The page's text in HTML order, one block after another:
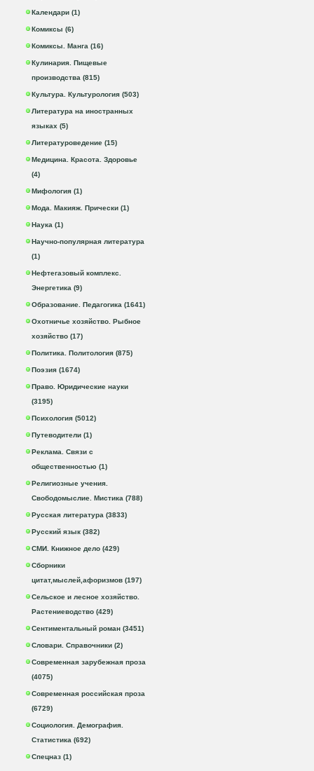
Календари (1)
Комиксы (6)
Комиксы. Манга (16)
Кулинария. Пищевые
производства (815)
Культура. Культурология (503)
Литература на иностранных
языках (5)
Литературоведение (15)
Медицина. Красота. Здоровье
(4)
Мифология (1)
Мода. Макияж. Прически (1)
Наука (1)
Научно-популярная литература
(1)
Нефтегазовый комплекс.
Энергетика (9)
Образование. Педагогика (1641)
Охотничье хозяйство. Рыбное
хозяйство (17)
Политика. Политология (875)
Поэзия (1674)
Право. Юридические науки
(3195)
Психология (5012)
Путеводители (1)
Реклама. Связи с
общественностью (1)
Религиозные учения.
Свободомыслие. Мистика (788)
Русская литература (3833)
Русский язык (382)
СМИ. Книжное дело (429)
Сборники
цитат,мыслей,афоризмов (197)
Сельское и лесное хозяйство.
Растениеводство (429)
Сентиментальный роман (3451)
Словари. Справочники (2)
Современная зарубежная проза
(4075)
Современная российская проза
(6729)
Социология. Демография.
Статистика (692)
Спецназ (1)